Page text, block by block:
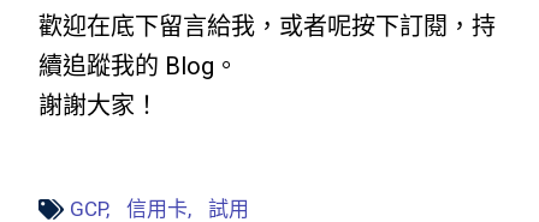
歡迎在底下留言給我，或者呢按下訂閱，持
續追蹤我的 Blog。
謝謝大家！
GCP,信用卡,試用